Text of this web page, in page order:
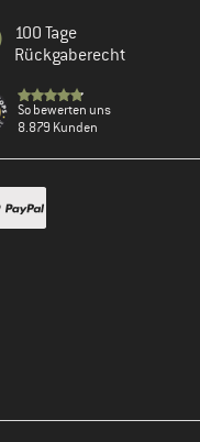
100 Tage
Rückgaberecht
So bewerten uns
8.879 Kunden